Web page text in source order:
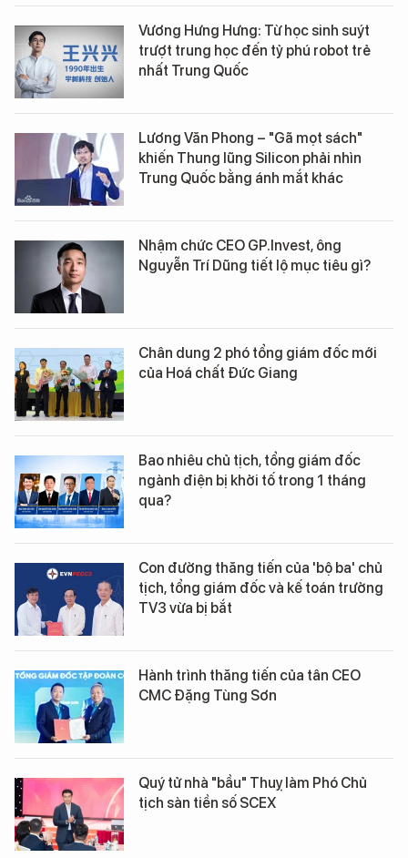
Vương Hưng Hưng: Từ học sinh suýt
trượt trung học đến tỷ phú robot trẻ
nhất Trung Quốc
Lương Văn Phong – "Gã mọt sách"
khiến Thung lũng Silicon phải nhìn
Trung Quốc bằng ánh mắt khác
Nhậm chức CEO GP.Invest, ông
Nguyễn Trí Dũng tiết lộ mục tiêu gì?
Chân dung 2 phó tổng giám đốc mới
của Hoá chất Đức Giang
Bao nhiêu chủ tịch, tổng giám đốc
ngành điện bị khởi tố trong 1 tháng
qua?
Con đường thăng tiến của 'bộ ba' chủ
tịch, tổng giám đốc và kế toán trưởng
TV3 vừa bị bắt
Hành trình thăng tiến của tân CEO
CMC Đặng Tùng Sơn
Quý tử nhà "bầu" Thuỵ làm Phó Chủ
tịch sàn tiền số SCEX